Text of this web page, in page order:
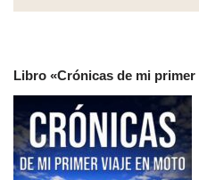
Libro «Crónicas de mi primer